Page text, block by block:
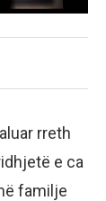
rreth
e ca
familje